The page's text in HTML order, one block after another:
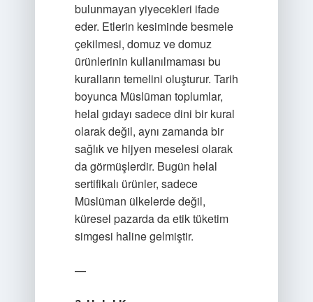
bulunmayan yiyecekleri ifade
eder. Etlerin kesiminde besmele
çekilmesi, domuz ve domuz
ürünlerinin kullanılmaması bu
kuralların temelini oluşturur. Tarih
boyunca Müslüman toplumlar,
helal gıdayı sadece dini bir kural
olarak değil, aynı zamanda bir
sağlık ve hijyen meselesi olarak
da görmüşlerdir. Bugün helal
sertifikalı ürünler, sadece
Müslüman ülkelerde değil,
küresel pazarda da etik tüketim
simgesi haline gelmiştir.
—